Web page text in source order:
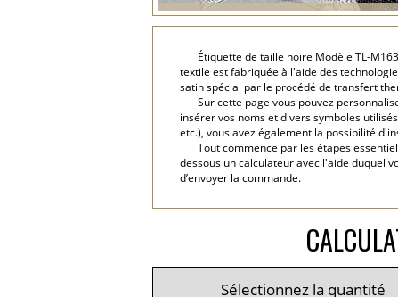
Étiquette de taille noire Modèle TL-
textile est fabriquée à l'aide des
satin spécial par le procédé de transfert
Sur cette page vous pouvez
insérer vos noms et divers symboles
etc.), vous avez également la possibilité
Tout commence par les étapes
dessous un calculateur avec l'aide duquel
d’envoyer la commande.